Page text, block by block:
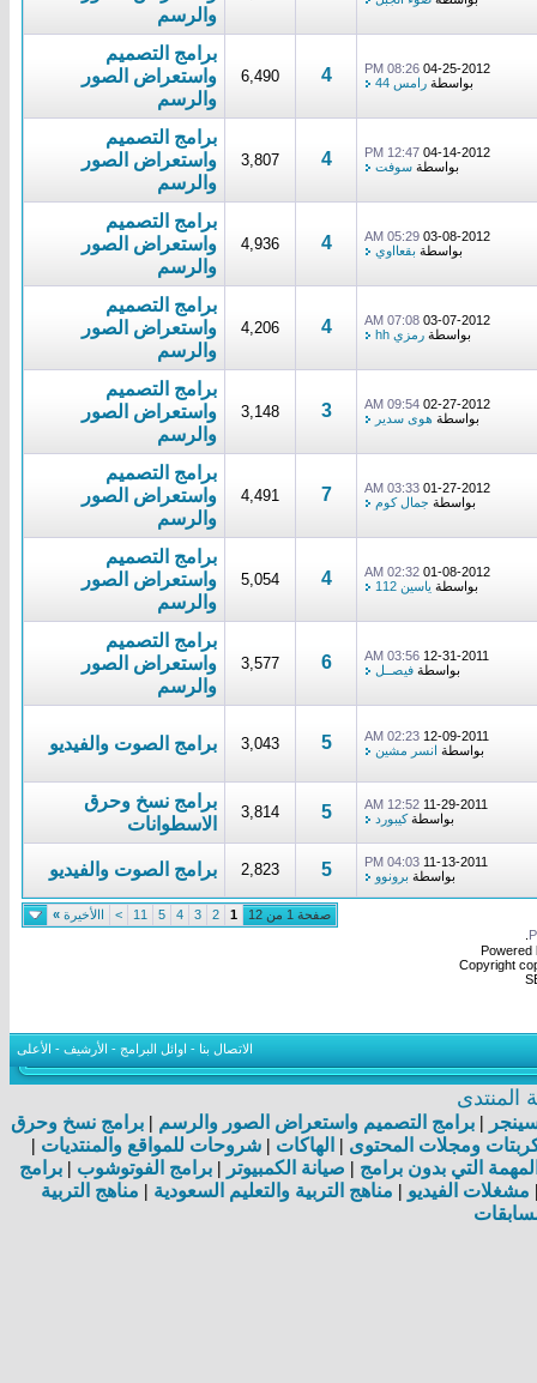
والرسم
04-25-2012
08:26 PM
بواسطة رامس 44 4
6,490
برامج التصميم
واستعراض الصور
والرسم
04-14-2012
12:47 PM
بواسطة سوفت 4
3,807
برامج التصميم
واستعراض الصور
والرسم
03-08-2012
05:29 AM
بواسطة بقعااوي 4
4,936
برامج التصميم
واستعراض الصور
والرسم
03-07-2012
07:08 AM
بواسطة رمزي hh 4
4,206
برامج التصميم
واستعراض الصور
والرسم
02-27-2012
09:54 AM
بواسطة هوى سدير 3
3,148
برامج التصميم
واستعراض الصور
والرسم
01-27-2012
03:33 AM
بواسطة جمال كوم 7
4,491
برامج التصميم
واستعراض الصور
والرسم
01-08-2012
02:32 AM
بواسطة ياسين 112 4
5,054
برامج التصميم
واستعراض الصور
والرسم
12-31-2011
03:56 AM
بواسطة فيصــل 6
3,577
برامج التصميم
واستعراض الصور
والرسم
12-09-2011
02:23 AM
بواسطة انسر مشين 5
3,043 برامج الصوت والفيديو
11-29-2011
12:52 AM
بواسطةكيبورد 5
3,814
برامج نسخ وحرق
الاسطوانات
11-13-2011
04:03 PM
بواسطة برونوو 5
2,823 برامج الصوت والفيديو
صفحة 1 من 12 1
2
3
4
5
11
> االأخيرة »
Powered
Copyright
الاتصال بنا - اوائل البرامج - الأرشيف - الأعلى
المنتدى
|برامج التصميم واستعراض الصور والرسم |برامج نسخ وحرق
ومجلات المحتوى | الهاكات |شروحات للمواقع والمنتديات |
التي بدون برامج | صيانة الكمبيوتر |برامج الفوتوشوب |برامج
مشغلات الفيديو | مناهج التربية والتعليم السعودية | مناهج التربية